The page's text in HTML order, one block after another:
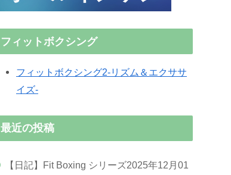
フィットボクシング
フィットボクシング2-リズム＆エクササ
イズ-
最近の投稿
【日記】Fit Boxing シリーズ2025年12月01